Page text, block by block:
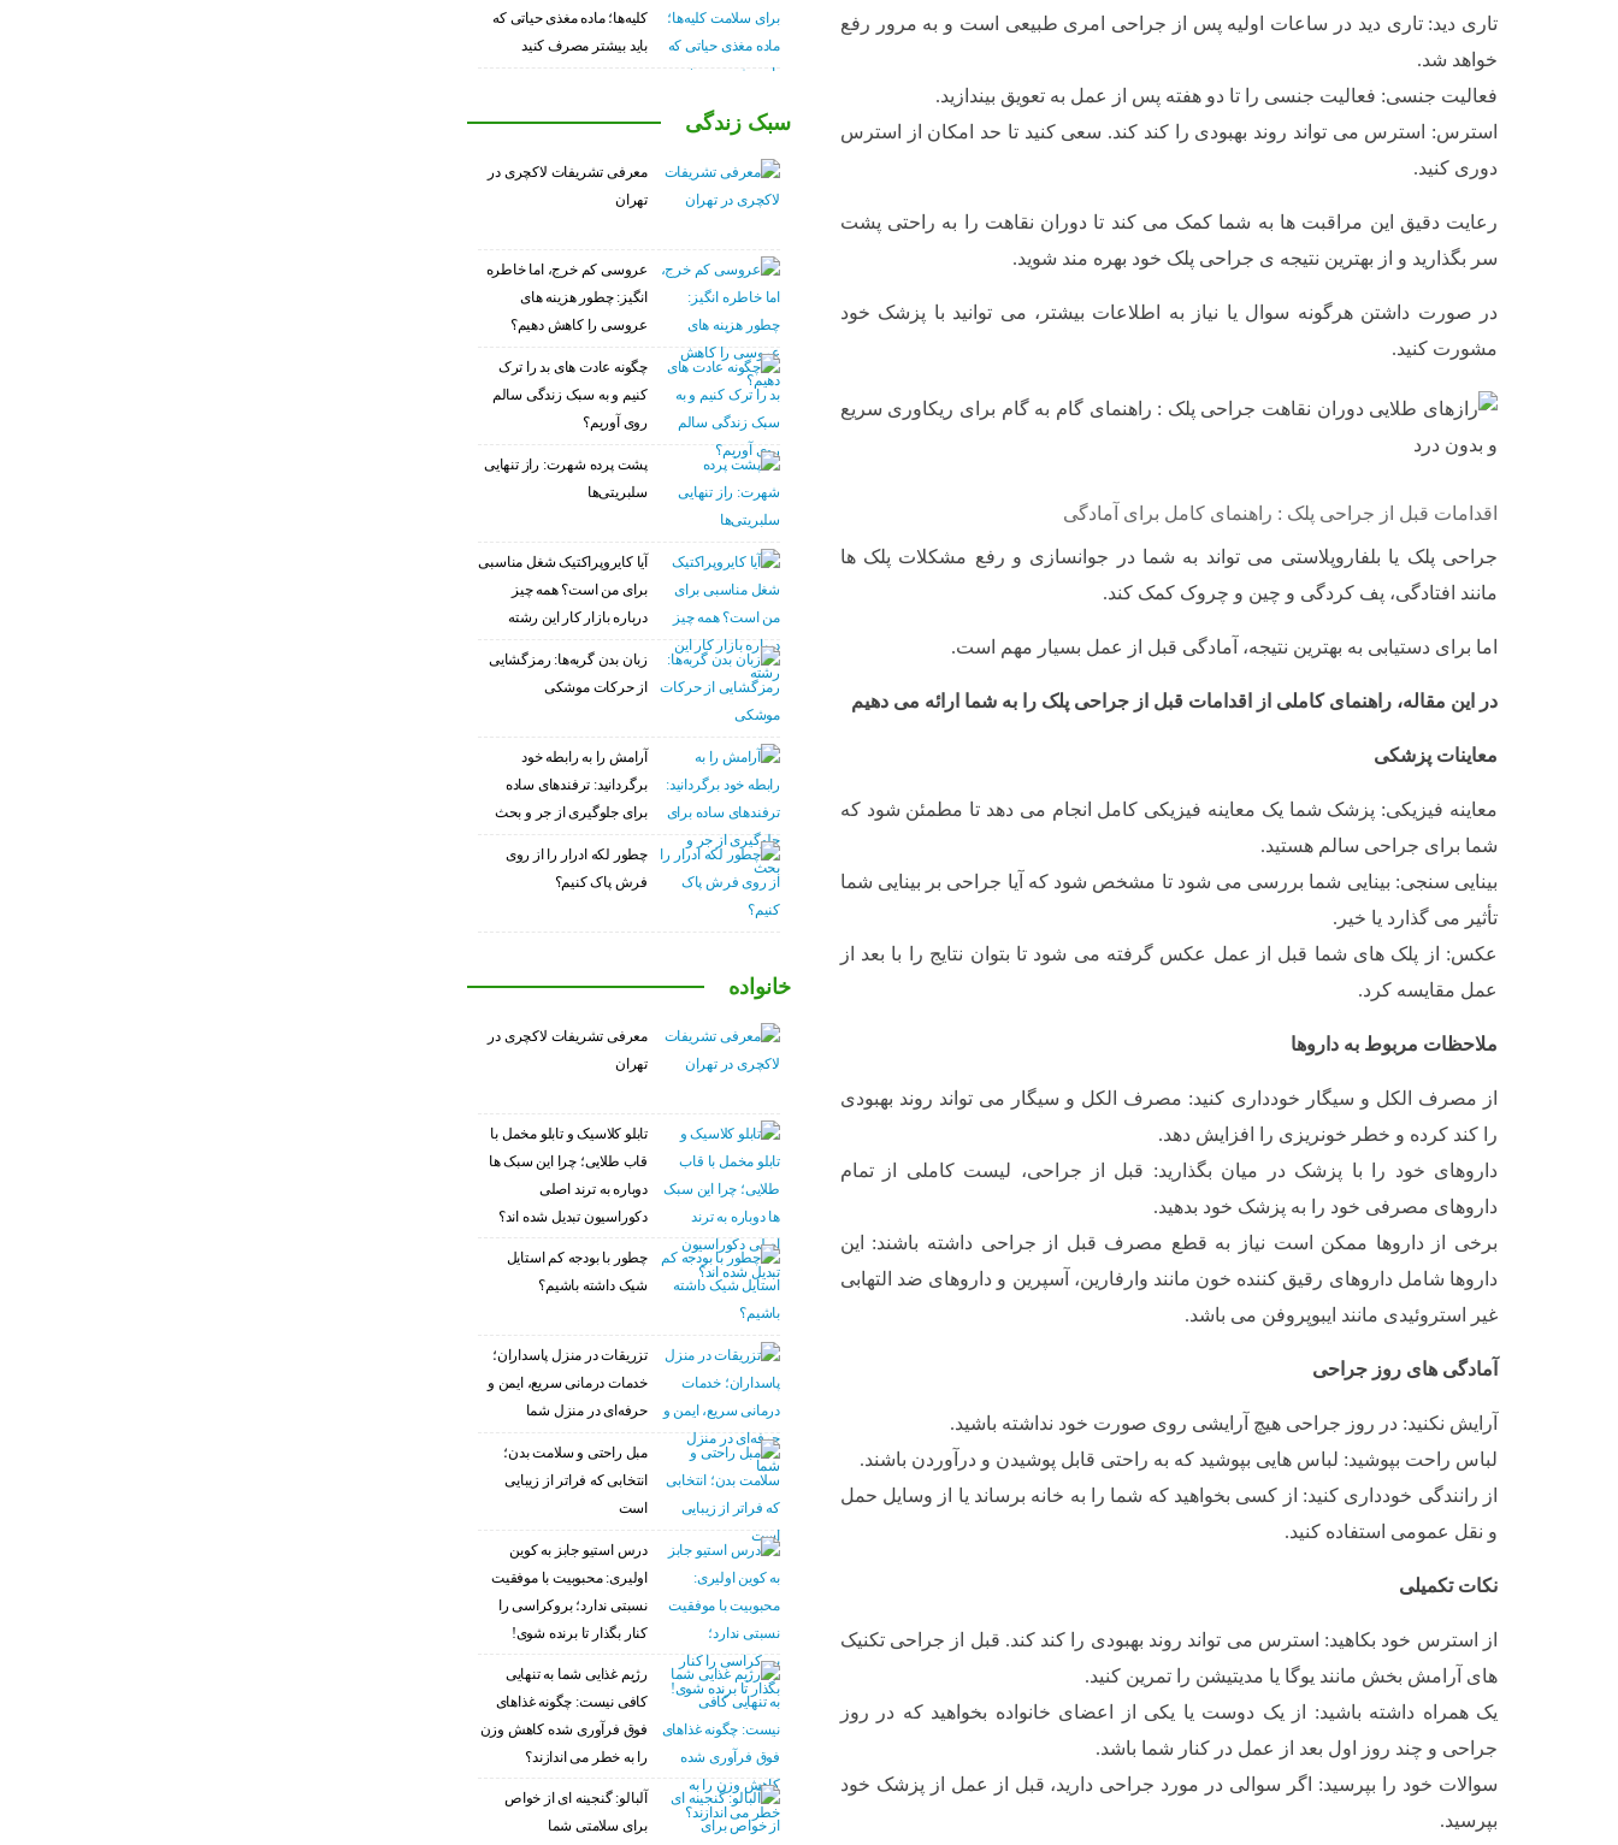
تاری دید: تاری دید در ساعات اولیه پس از جراحی امری طبیعی است و به مرور رفع
خواهد شد.
فعالیت جنسی: فعالیت جنسی را تا دو هفته پس از عمل به تعویق بیندازید.
استرس: استرس می تواند روند بهبودی را کند کند. سعی کنید تا حد امکان از استرس
دوری کنید.
رعایت دقیق این مراقبت ها به شما کمک می کند تا دوران نقاهت را به راحتی پشت
سر بگذارید و از بهترین نتیجه ی جراحی پلک خود بهره مند شوید.
در صورت داشتن هرگونه سوال یا نیاز به اطلاعات بیشتر، می توانید با پزشک خود
مشورت کنید.
اقدامات قبل از جراحی پلک : راهنمای کامل برای آمادگی
جراحی پلک یا بلفاروپلاستی می تواند به شما در جوانسازی و رفع مشکلات پلک ها
مانند افتادگی، پف کردگی و چین و چروک کمک کند.
اما برای دستیابی به بهترین نتیجه، آمادگی قبل از عمل بسیار مهم است.
در این مقاله، راهنمای کاملی از اقدامات قبل از جراحی پلک را به شما ارائه می دهیم
معاینات پزشکی
معاینه فیزیکی: پزشک شما یک معاینه فیزیکی کامل انجام می دهد تا مطمئن شود که
شما برای جراحی سالم هستید.
بینایی سنجی: بینایی شما بررسی می شود تا مشخص شود که آیا جراحی بر بینایی شما
تأثیر می گذارد یا خیر.
عکس: از پلک های شما قبل از عمل عکس گرفته می شود تا بتوان نتایج را با بعد از
عمل مقایسه کرد.
ملاحظات مربوط به داروها
از مصرف الکل و سیگار خودداری کنید: مصرف الکل و سیگار می تواند روند بهبودی
را کند کرده و خطر خونریزی را افزایش دهد.
داروهای خود را با پزشک در میان بگذارید: قبل از جراحی، لیست کاملی از تمام
داروهای مصرفی خود را به پزشک خود بدهید.
برخی از داروها ممکن است نیاز به قطع مصرف قبل از جراحی داشته باشند: این
داروها شامل داروهای رقیق کننده خون مانند وارفارین، آسپرین و داروهای ضد التهابی
غیر استروئیدی مانند ایبوپروفن می باشد.
آمادگی های روز جراحی
آرایش نکنید: در روز جراحی هیچ آرایشی روی صورت خود نداشته باشید.
لباس راحت بپوشید: لباس هایی بپوشید که به راحتی قابل پوشیدن و درآوردن باشند.
از رانندگی خودداری کنید: از کسی بخواهید که شما را به خانه برساند یا از وسایل حمل
و نقل عمومی استفاده کنید.
نکات تکمیلی
از استرس خود بکاهید: استرس می تواند روند بهبودی را کند کند. قبل از جراحی تکنیک
های آرامش بخش مانند یوگا یا مدیتیشن را تمرین کنید.
یک همراه داشته باشید: از یک دوست یا یکی از اعضای خانواده بخواهید که در روز
جراحی و چند روز اول بعد از عمل در کنار شما باشد.
سوالات خود را بپرسید: اگر سوالی در مورد جراحی دارید، قبل از عمل از پزشک خود
بپرسید.
کلیه‌ها؛ ماده مغذی حیاتی که
باید بیشتر مصرف کنید
سبک زندگی
معرفی تشریفات لاکچری در
تهران
عروسی کم خرج، اما خاطره
انگیز: چطور هزینه های
عروسی را کاهش دهیم؟
چگونه عادت‌ های بد را ترک
کنیم و به سبک زندگی سالم
روی آوریم؟
پشت پرده شهرت: راز تنهایی
سلبریتی‌ها
آیا کایروپراکتیک شغل مناسبی
برای من است؟ همه چیز
درباره بازار کار این رشته
زبان بدن گربه‌ها: رمزگشایی
از حرکات موشکی
آرامش را به رابطه خود
برگردانید: ترفندهای ساده
برای جلوگیری از جر و بحث
چطور لکه ادرار را از روی
فرش پاک کنیم؟
خانواده
معرفی تشریفات لاکچری در
تهران
تابلو کلاسیک و تابلو مخمل با
قاب طلایی؛ چرا این سبک ها
دوباره به ترند اصلی
دکوراسیون تبدیل شده اند؟
چطور با بودجه کم استایل
شیک داشته باشیم؟
تزریقات در منزل پاسداران؛
خدمات درمانی سریع، ایمن و
حرفه‌ای در منزل شما
مبل راحتی و سلامت بدن؛
انتخابی که فراتر از زیبایی
است
درس استیو جابز به کوین
اولیری: محبوبیت با موفقیت
نسبتی ندارد؛ بروکراسی را
کنار بگذار تا برنده شوی!
رژیم غذایی شما به تنهایی
کافی نیست: چگونه غذاهای
فوق فرآوری شده کاهش وزن
را به خطر می اندازند؟
آلبالو: گنجینه ای از خواص
برای سلامتی شما